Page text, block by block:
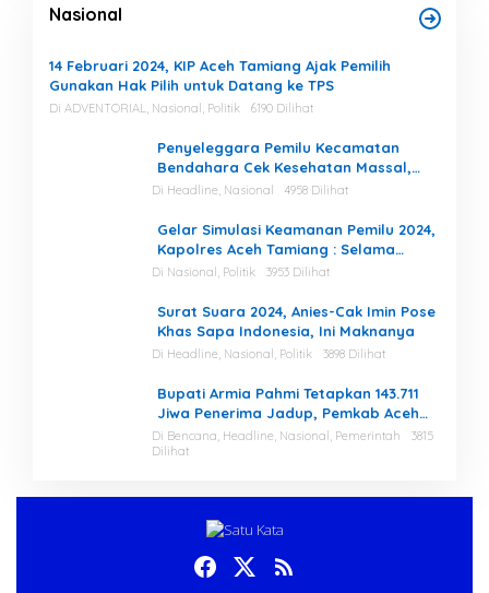
Nasional
14 Februari 2024, KIP Aceh Tamiang Ajak Pemilih
Gunakan Hak Pilih untuk Datang ke TPS
Di ADVENTORIAL, Nasional, Politik 6190 Dilihat
Penyeleggara Pemilu Kecamatan
Bendahara Cek Kesehatan Massal,
Ketua KIP Aceh Tamiang Beri Apresiasi
Di Headline, Nasional 4958 Dilihat
Gelar Simulasi Keamanan Pemilu 2024,
Kapolres Aceh Tamiang : Selama
Proses, Kami Siap dan Mampu
Di Nasional, Politik 3953 Dilihat
Surat Suara 2024, Anies-Cak Imin Pose
Khas Sapa Indonesia, Ini Maknanya
Di Headline, Nasional, Politik 3898 Dilihat
Bupati Armia Pahmi Tetapkan 143.711
Jiwa Penerima Jadup, Pemkab Aceh
Tamiang Percepat Pemulihan
Pascabencana
Di Bencana, Headline, Nasional, Pemerintah
3815
Dilihat